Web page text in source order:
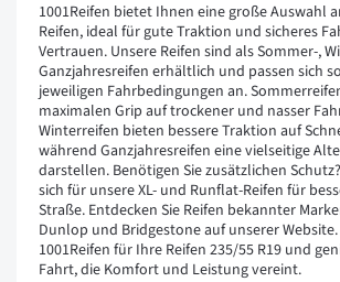
1001Reifen bietet Ihnen eine große Auswahl
Reifen, ideal für gute Traktion und sicheres
Vertrauen. Unsere Reifen sind als Sommer-,
Ganzjahresreifen erhältlich und passen sich
jeweiligen Fahrbedingungen an.
maximalen Grip auf trockener und nasser
Winterreifen bieten bessere Traktion auf
während Ganzjahresreifen eine vielseitige
darstellen. Benötigen Sie zusätzlichen
sich für unsere XL- und Runflat-Reifen für
Straße. Entdecken Sie Reifen bekannter
Dunlop und Bridgestone auf unserer
1001Reifen für Ihre Reifen 235/55 R19 und
Fahrt, die Komfort und Leistung vereint.